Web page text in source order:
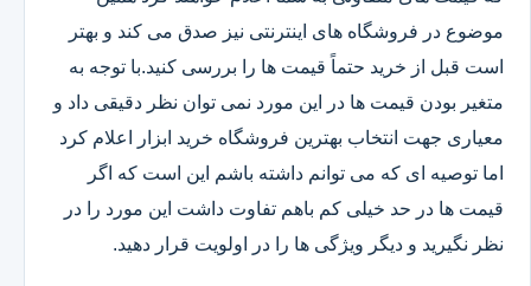
موضوع در فروشگاه های اینترنتی نیز صدق می کند و بهتر
است قبل از خرید حتماً قیمت ها را بررسی کنید.با توجه به
متغیر بودن قیمت ها در این مورد نمی توان نظر دقیقی داد و
معیاری جهت انتخاب بهترین فروشگاه خرید ابزار اعلام کرد
اما توصیه ای که می توانم داشته باشم این است که اگر
قیمت ها در حد خیلی کم باهم تفاوت داشت این مورد را در
نظر نگیرید و دیگر ویژگی ها را در اولویت قرار دهید.